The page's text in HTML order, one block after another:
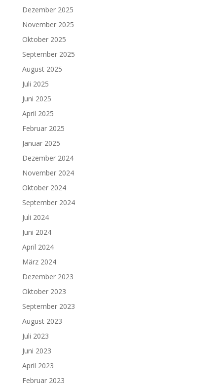
Dezember 2025
November 2025
Oktober 2025
September 2025
August 2025
Juli 2025
Juni 2025
April 2025
Februar 2025
Januar 2025
Dezember 2024
November 2024
Oktober 2024
September 2024
Juli 2024
Juni 2024
April 2024
März 2024
Dezember 2023
Oktober 2023
September 2023
August 2023
Juli 2023
Juni 2023
April 2023
Februar 2023